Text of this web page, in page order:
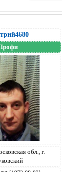
обл., г.